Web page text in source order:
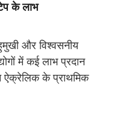
के लाभ
और विश्वसनीय
में कई लाभ प्रदान
के प्राथमिक